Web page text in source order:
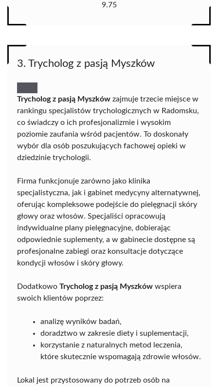
9.75
3. Trycholog z pasją Myszków
Trycholog z pasją Myszków zajmuje trzecie miejsce w
rankingu specjalistów trychologicznych w Radomsku,
co świadczy o ich profesjonalizmie i wysokim
poziomie zaufania wśród pacjentów. To doskonały
wybór dla osób poszukujących fachowej opieki w
dziedzinie trychologii.
Firma funkcjonuje zarówno jako klinika
specjalistyczna, jak i gabinet medycyny alternatywnej,
oferując kompleksowe podejście do pielęgnacji skóry
głowy oraz włosów. Specjaliści opracowują
indywidualne plany pielęgnacyjne, dobierając
odpowiednie suplementy, a w gabinecie dostępne są
profesjonalne zabiegi oraz konsultacje dotyczące
kondycji włosów i skóry głowy.
Dodatkowo Trycholog z pasją Myszków wspiera
swoich klientów poprzez:
analizę wyników badań,
doradztwo w zakresie diety i suplementacji,
korzystanie z naturalnych metod leczenia,
które skutecznie wspomagają zdrowie włosów.
Lokal jest przystosowany do potrzeb osób na